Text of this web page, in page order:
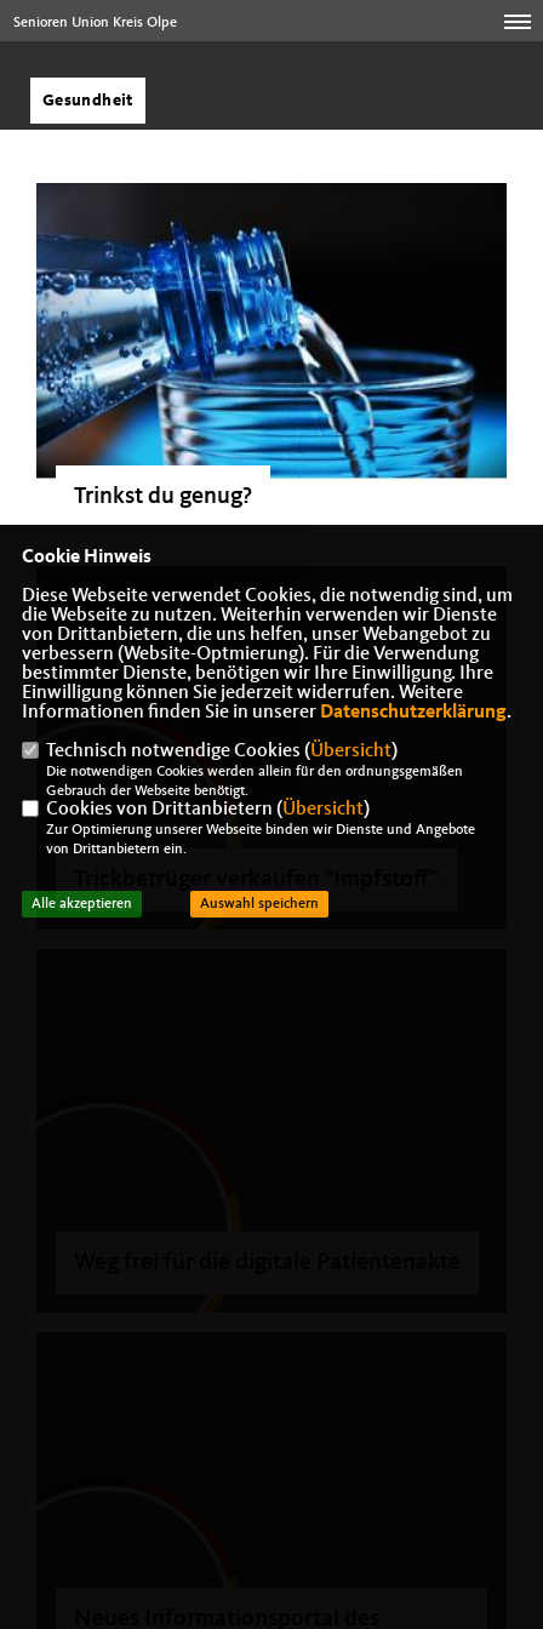
Senioren Union Kreis Olpe
Gesundheit
Trinkst du genug?
Cookie Hinweis
Diese Webseite verwendet Cookies, die notwendig sind, um
die Webseite zu nutzen. Weiterhin verwenden wir Dienste
von Drittanbietern, die uns helfen, unser Webangebot zu
verbessern (Website-Optmierung). Für die Verwendung
bestimmter Dienste, benötigen wir Ihre Einwilligung. Ihre
Einwilligung können Sie jederzeit widerrufen. Weitere
Informationen finden Sie in unserer Datenschutzerklärung.
Technisch notwendige Cookies (Übersicht)
Die notwendigen Cookies werden allein für den ordnungsgemäßen
Gebrauch der Webseite benötigt.
Cookies von Drittanbietern (Übersicht)
Zur Optimierung unserer Webseite binden wir Dienste und Angebote
von Drittanbietern ein.
Alle akzeptieren Auswahl speichern